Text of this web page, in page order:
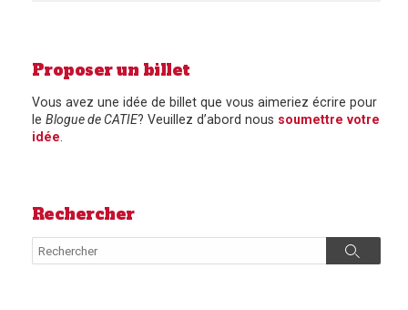
Proposer un billet
Vous avez une idée de billet que vous aimeriez écrire pour
le Blogue de CATIE? Veuillez d’abord nous soumettre votre
idée
Rechercher
Search
Search